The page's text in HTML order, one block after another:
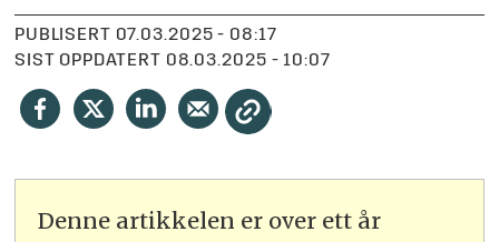
PUBLISERT
07.03.2025 - 08:17
SIST OPPDATERT
08.03.2025 - 10:07
Denne artikkelen er over ett år